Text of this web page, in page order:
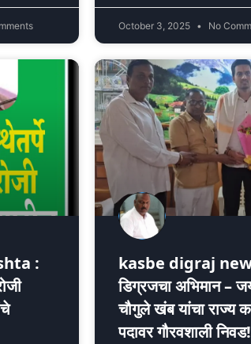
October 3, 2025 No
:
kasbe digraj
डिग्रजचा अभिमान –
चौगुले खंब यांचा राज्य
पदावर गौरवशाली निवड!